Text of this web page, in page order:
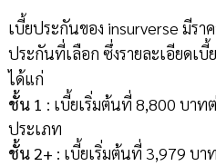
เบี้ยประกันของ insurverse มีร
ประกันที่เลือก ซึ่งรายละเอียดเ
ได้แก่
ชั้น 1 : เบี้ยเริ่มต้นที่ 8,800 บาท
ประเภท
ชั้น 2+ : เบี้ยเริ่มต้นที่ 3,979 บา